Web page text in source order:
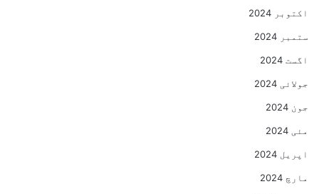
اکتوبر 2024
ستمبر 2024
اگست 2024
جولائی 2024
جون 2024
مئی 2024
اپریل 2024
مارچ 2024